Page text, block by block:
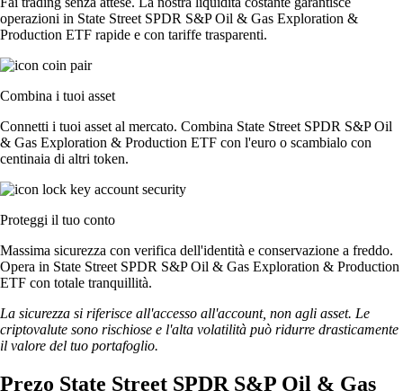
operazioni in State Street SPDR S&P Oil & Gas Exploration &
Production ETF rapide e con tariffe trasparenti.
Combina i tuoi asset
Connetti i tuoi asset al mercato. Combina State Street SPDR S&P Oil
& Gas Exploration & Production ETF con l'euro o scambialo con
centinaia di altri token.
Proteggi il tuo conto
Massima sicurezza con verifica dell'identità e conservazione a freddo.
Opera in State Street SPDR S&P Oil & Gas Exploration & Production
ETF con totale tranquillità.
La sicurezza si riferisce all'accesso all'account, non agli asset. Le
criptovalute sono rischiose e l'alta volatilità può ridurre drasticamente
il valore del tuo portafoglio.
Prezo State Street SPDR S&P Oil & Gas